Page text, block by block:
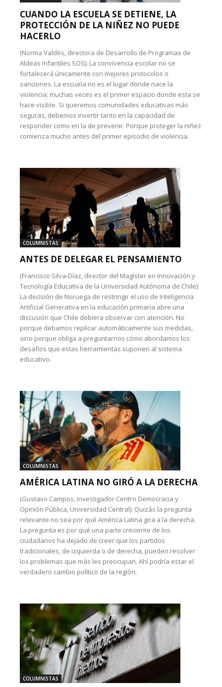
CUANDO LA ESCUELA SE DETIENE, LA
PROTECCIÓN DE LA NIÑEZ NO PUEDE
HACERLO
(Norma Valdés, directora de Desarrollo de Programas de
Aldeas Infantiles SOS): La convivencia escolar no se
fortalecerá únicamente con mejores protocolos o
sanciones. La escuela no es el lugar donde nace la
violencia; muchas veces es el primer espacio donde esta se
hace visible. Si queremos comunidades educativas más
seguras, debemos invertir tanto en la capacidad de
responder como en la de prevenir. Porque proteger la niñez
comienza mucho antes del primer episodio de violencia.
COLUMNISTAS
ANTES DE DELEGAR EL PENSAMIENTO
(Francisco Silva-Díaz, director del Magíster en Innovación y
Tecnología Educativa de la Universidad Autónoma de Chile):
La decisión de Noruega de restringir el uso de Inteligencia
Artificial Generativa en la educación primaria abre una
discusión que Chile debiera observar con atención. No
porque debamos replicar automáticamente sus medidas,
sino porque obliga a preguntarnos cómo abordamos los
desafíos que estas herramientas suponen al sistema
educativo.
COLUMNISTAS
AMÉRICA LATINA NO GIRÓ A LA DERECHA
(Gustavo Campos, investigador Centro Democracia y
Opinión Pública, Universidad Central): Quizás la pregunta
relevante no sea por qué América Latina gira a la derecha.
La pregunta es por qué una parte creciente de los
ciudadanos ha dejado de creer que los partidos
tradicionales, de izquierda o de derecha, pueden resolver
los problemas que más les preocupan. Ahí podría estar el
verdadero cambio político de la región.
COLUMNISTAS